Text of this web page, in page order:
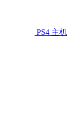
PS4 主机